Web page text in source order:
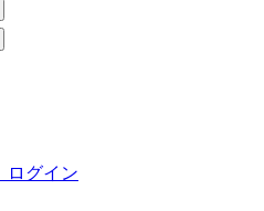
ログイン